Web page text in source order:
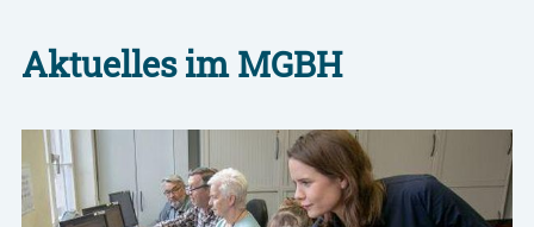
Aktuelles im MGBH